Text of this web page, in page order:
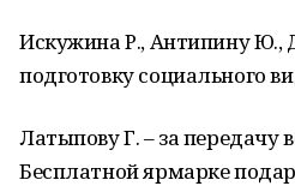
Искужина Р., Антипину Ю.,
подготовку социального
Латыпову Г. – за передачу
Бесплатной ярмарке